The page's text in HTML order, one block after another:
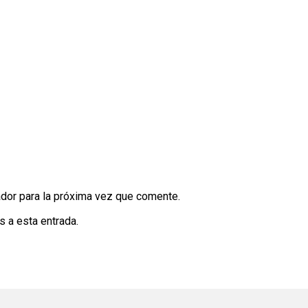
para la próxima vez que comente.
a esta entrada.